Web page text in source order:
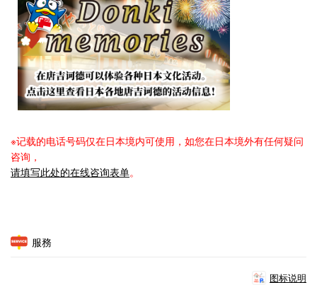
※记载的电话号码仅在日本境内可使用，如您在日本境外有任何疑问
咨询，
请填写此处的在线咨询表单。
服務
图标说明